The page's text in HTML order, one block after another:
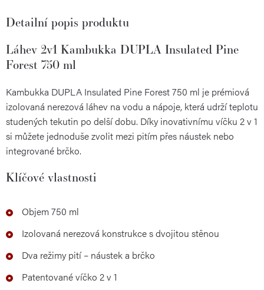
Detailní popis produktu
Láhev 2v1 Kambukka DUPLA Insulated Pine
Forest 750 ml
Kambukka DUPLA Insulated Pine Forest 750 ml je prémiová
izolovaná nerezová láhev na vodu a nápoje, která udrží teplotu
studených tekutin po delší dobu. Díky inovativnímu víčku 2 v 1
si můžete jednoduše zvolit mezi pitím přes náustek nebo
integrované brčko.
Klíčové vlastnosti
Objem 750 ml
Izolovaná nerezová konstrukce s dvojitou stěnou
Dva režimy pití – náustek a brčko
Patentované víčko 2 v 1